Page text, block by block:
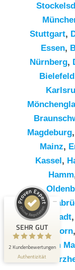
Stuttgart,
Essen,
Nürnberg,
Bielefeld
Magdeburg,
Mainz,
Kassel,
Hamm
Darmstadt,
Paderborn,
am
SEHR GUT
2 Kundenbewertungen
Authentizität
Kundenbewertungen
SEHR GUT
5,00 / 5,00
Blick aufs